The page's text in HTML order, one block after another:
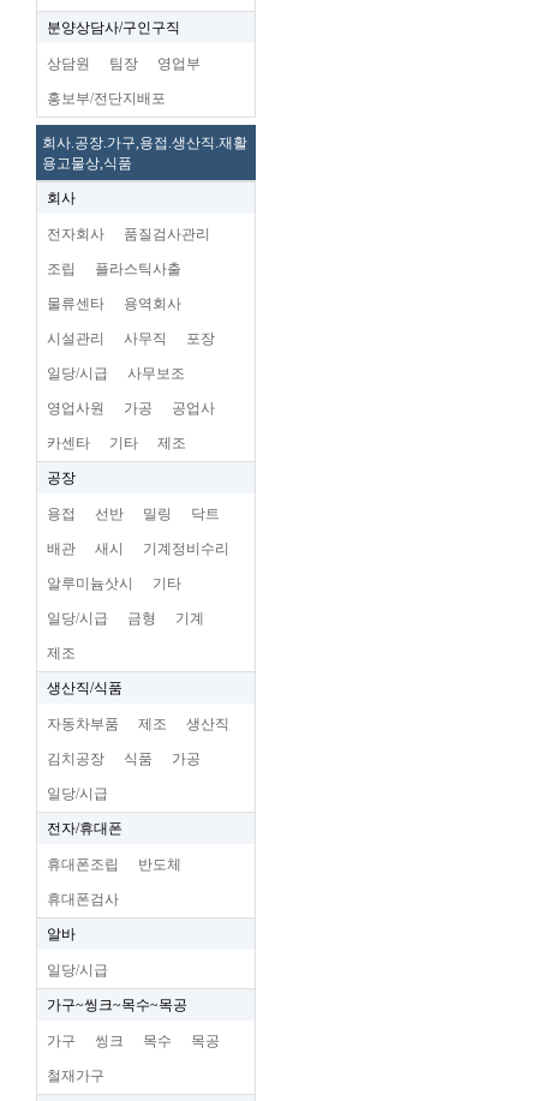
분양상담사/구인구직
상담원 팀장 영업부
홍보부/전단지배포
회사.공장.가구,용접.생산직.재활
용고물상,식품
회사
전자회사 품질검사관리
조립 플라스틱사출
물류센타 용역회사
시설관리 사무직 포장
일당/시급 사무보조
영업사원 가공 공업사
카센타 기타 제조
공장
용접 선반 밀링 닥트
배관 새시 기계정비수리
알루미늄삿시 기타
일당/시급 금형 기계
제조
생산직/식품
자동차부품 제조 생산직
김치공장 식품 가공
일당/시급
전자/휴대폰
휴대폰조립 반도체
휴대폰검사
알바
일당/시급
가구~씽크~목수~목공
가구 씽크 목수 목공
철재가구